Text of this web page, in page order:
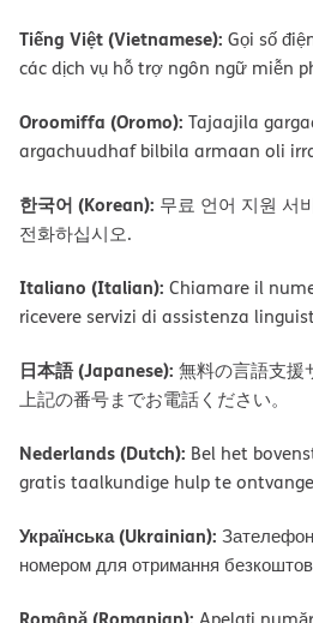
Tiếng Việt (Vietnamese): Gọi số
các dịch vụ hỗ trợ ngôn ngữ miễn
Oroomiffa (Oromo): Tajaajila
argachuudhaf bilbila armaan oli
한국어 (Korean): 무료 언어 지원 서
전화하십시오.
Italiano (Italian): Chiamare il
ricevere servizi di assistenza
日本語 (Japanese): 無料の言語支援
上記の番号までお電話ください。
Nederlands (Dutch): Bel het
gratis taalkundige hulp te
Українська (Ukrainian):
номером для отримання